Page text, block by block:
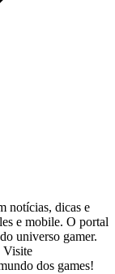
notícias, dicas e
e mobile. O portal
universo gamer.
Visite
dos games!